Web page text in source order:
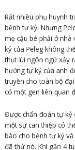
Rất nhiều phụ huynh
bệnh tự kỷ. Nhưng
mẹ cậu bé phải ở nhà
kỷ của Peleg không
thụt lùi ngôn ngữ xảy
hướng tự kỷ của anh
truyền cho toàn bộ
có một gen liên quan
Được chẩn đoán tự kỷ
một sự can thiệp có
bào cho bệnh tự kỷ
đã thử nó. Khi gần 4